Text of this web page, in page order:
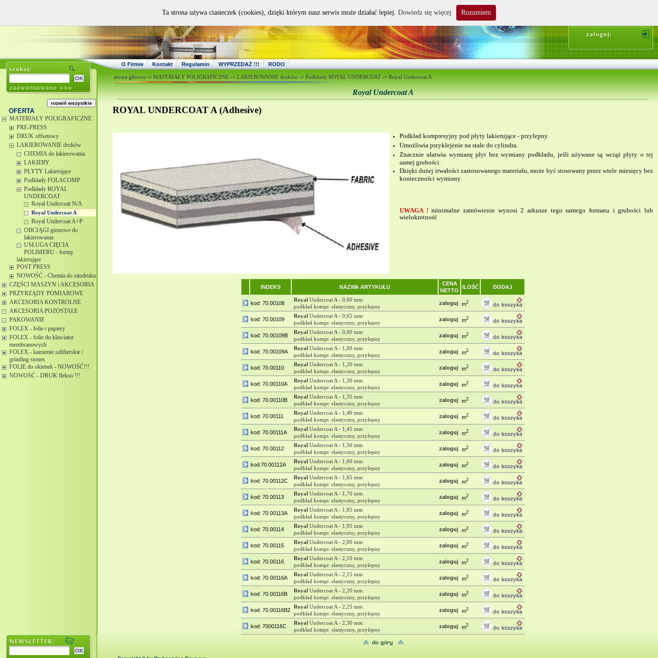
O Firmie Kontakt Regulamin WYPRZEDAŻ !!! RODO
OFERTA
MATERIAŁY POLIGRAFICZNE
PRE-PRESS
DRUK offsetowy
LAKIEROWANIE druków
CHEMIA do lakierowania
LAKIERY
PŁYTY Lakierujące
Podkłady FOLACOMP
Podkłady ROYAL
UNDERCOAT
Royal Undercoat N/A
Royal Undercoat A
Royal Undercoat A+P
OBCIĄGI gumowe do
lakierowania
USŁUGA CIĘCIA
POLIMERU - formy
lakierujące
POST PRESS
NOWOŚĆ - Chemia do sitodruku
CZĘŚCI MASZYN i AKCESORIA
PRZYRZĄDY POMIAROWE
AKCESORIA KONTROLNE
AKCESORIA POZOSTAŁE
PAKOWANIE
FOLEX - folie i papiery
FOLEX - folie do klawiatur
membranowych
FOLEX - kamienie szlifierskie /
grinding stones
FOLIE do okienek - NOWOŚĆ!!!
NOWOŚĆ - DRUK flekso !!!
strona główna -> MATERIAŁY POLIGRAFICZNE -> LAKIEROWANIE druków -> Podkłady ROYAL UNDERCOAT -> Royal Undercoat A
Royal Undercoat A
ROYAL UNDERCOAT A (Adhesive)
Podkład kompresyjny pod płyty lakierujące - przylepny.
Umożliwia przyklejenie na stałe do cylindra.
Znacznie ułatwia wymianę płyt bez wymiany podkładu, jeśli używane są wciąż płyty o tej
samej grubości.
Dzięki dużej trwałości zastosowanego materiału, może być stosowany przez wiele miesięcy bez
konieczności wymiany.
UWAGA !minimalne zamówienie wynosi 2 arkusze tego samego formatu i grubości lub
wielokrotność
INDEKS NAZWA ARTYKUŁU
CENA
NETTO
ILOŚĆ DODAJ
kod: 70.00108
Royal Undercoat A - 0,60 mm
podkład kompr. elastyczny, przylepny
zaloguj m2
kod: 70.00109
Royal Undercoat A - 0,65 mm
podkład kompr. elastyczny, przylepny
zaloguj m2
kod: 70.00109B
Royal Undercoat A - 0,80 mm
podkład kompr. elastyczny, przylepny
zaloguj m2
kod: 70.00109A
Royal Undercoat A - 1,00 mm
podkład kompr. elastyczny, przylepny
zaloguj m2
kod: 70.00110
Royal Undercoat A - 1,20 mm
podkład kompr. elastyczny, przylepny
zaloguj m2
kod: 70.00110A
Royal Undercoat A - 1,30 mm
podkład kompr. elastyczny, przylepny
zaloguj m2
kod: 70.00110B
Royal Undercoat A - 1,35 mm
podkład kompr. elastyczny, przylepny
zaloguj m2
kod: 70.00111
Royal Undercoat A - 1,40 mm
podkład kompr. elastyczny, przylepny
zaloguj m2
kod: 70.00111A
Royal Undercoat A - 1,45 mm
podkład kompr. elastyczny, przylepny
zaloguj m2
kod: 70.00112
Royal Undercoat A - 1,50 mm
podkład kompr. elastyczny, przylepny
zaloguj m2
kod:70.00112A
Royal Undercoat A - 1,60 mm
podkład kompr. elastyczny, przylepny
zaloguj m2
kod: 70.00112C
Royal Undercoat A - 1,65 mm
podkład kompr. elastyczny, przylepny
zaloguj m2
kod: 70.00113
Royal Undercoat A - 1,70 mm
podkład kompr. elastyczny, przylepny
zaloguj m2
kod: 70.00113A
Royal Undercoat A - 1,85 mm
podkład kompr. elastyczny, przylepny
zaloguj m2
kod: 70.00114
Royal Undercoat A - 1,95 mm
podkład kompr. elastyczny, przylepny
zaloguj m2
kod: 70.00115
Royal Undercoat A - 2,00 mm
podkład kompr. elastyczny, przylepny
zaloguj m2
kod: 70.00116
Royal Undercoat A - 2,10 mm
podkład kompr. elastyczny, przylepny
zaloguj m2
kod: 70.00116A
Royal Undercoat A - 2,15 mm
podkład kompr. elastyczny, przylepny
zaloguj m2
kod: 70.00116B
Royal Undercoat A - 2,20 mm
podkład kompr. elastyczny, przylepny
zaloguj m2
kod: 70.00116B2
Royal Undercoat A - 2,25 mm
podkład kompr. elastyczny, przylepny
zaloguj m2
kod: 7000116C
Royal Undercoat A - 2,30 mm
podkład kompr. elastyczny, przylepny
zaloguj m2
Ta strona używa ciasteczek (cookies), dzięki którym nasz serwis może działać lepiej. Dowiedz się więcej Rozumiem